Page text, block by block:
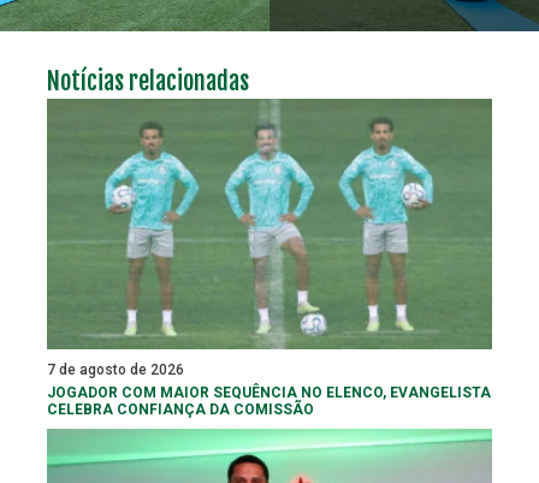
Notícias relacionadas
7 de agosto de 2026
JOGADOR COM MAIOR SEQUÊNCIA NO ELENCO, EVANGELISTA
CELEBRA CONFIANÇA DA COMISSÃO